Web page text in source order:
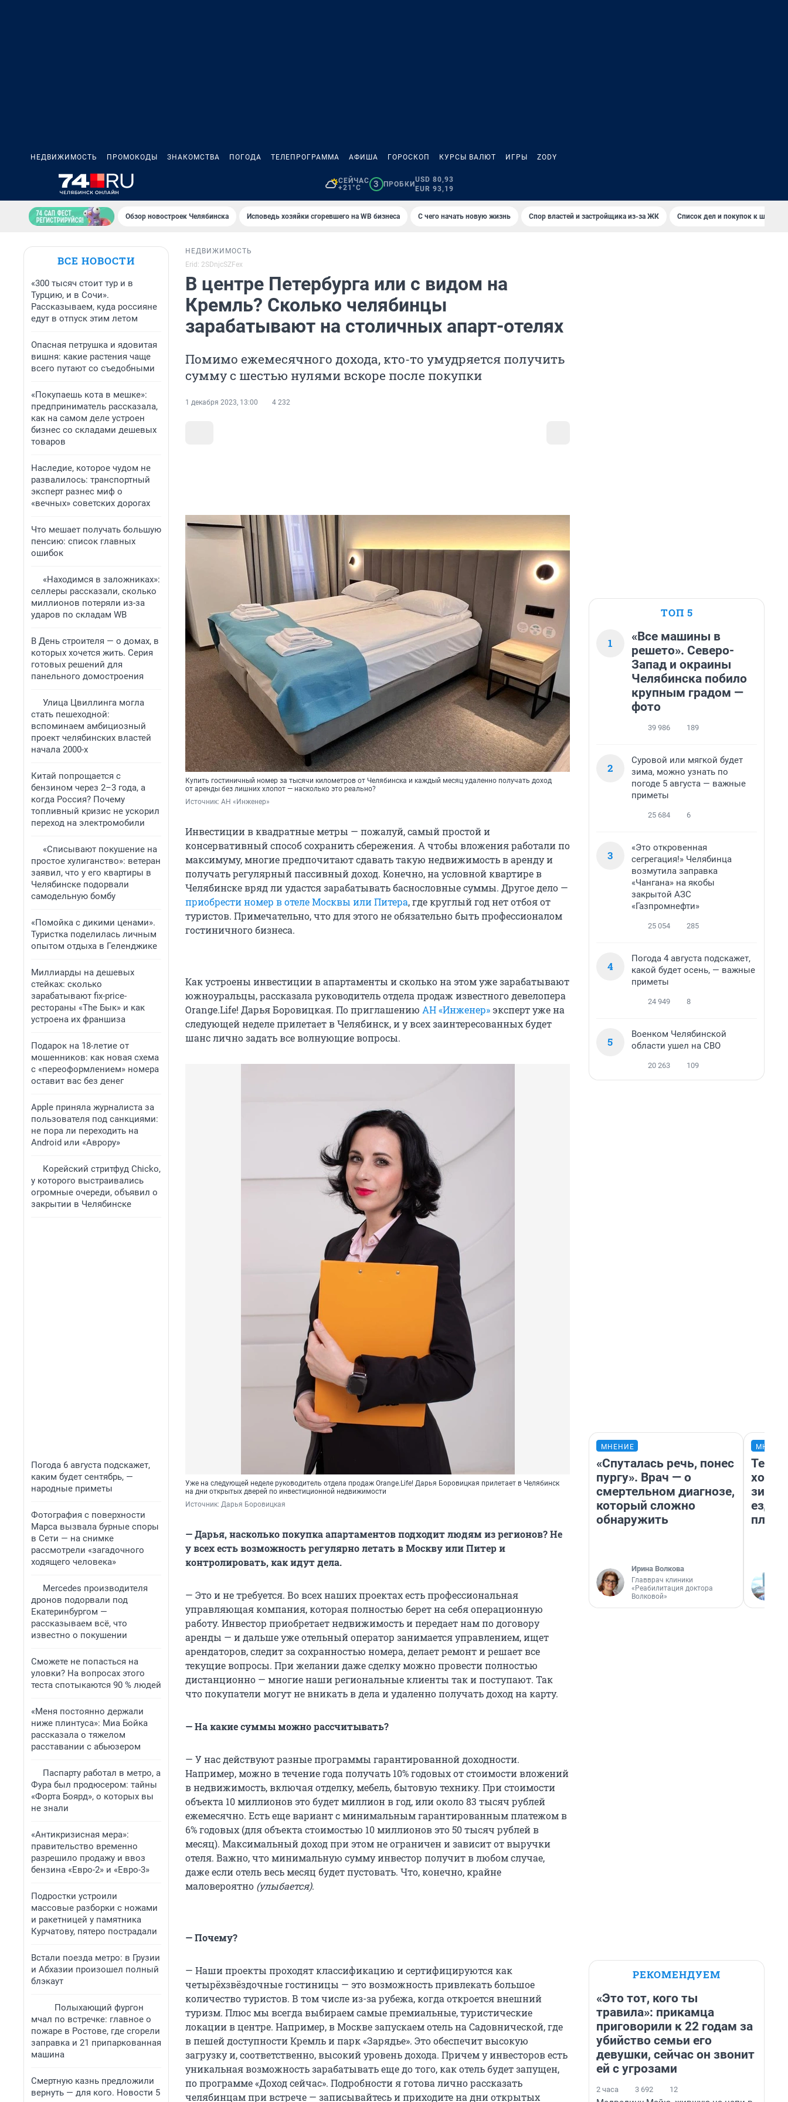
НЕДВИЖИМОСТЬ ПРОМОКОДЫ ЗНАКОМСТВА ПОГОДА ТЕЛЕПРОГРАММА АФИША ГОРОСКОП КУРСЫ ВАЛЮТ ИГРЫ ZODY
СЕЙЧАС
+21°C
3 ПРОБКИ
USD 80,93
EUR 93,19
Обзор новостроек Челябинска Исповедь хозяйки сгоревшего на WB бизнеса С чего начать новую жизнь Спор властей и застройщика из-за ЖК Список дел и покупок к школе
ВСЕ НОВОСТИ
«300 тысяч стоит тур и в
Турцию, и в Сочи».
Рассказываем, куда россияне
едут в отпуск этим летом
Опасная петрушка и ядовитая
вишня: какие растения чаще
всего путают со съедобными
«Покупаешь кота в мешке»:
предприниматель рассказала,
как на самом деле устроен
бизнес со складами дешевых
товаров
Наследие, которое чудом не
развалилось: транспортный
эксперт разнес миф о
«вечных» советских дорогах
Что мешает получать большую
пенсию: список главных
ошибок
«Находимся в заложниках»:
селлеры рассказали, сколько
миллионов потеряли из-за
ударов по складам WB
В День строителя — о домах, в
которых хочется жить. Серия
готовых решений для
панельного домостроения
Улица Цвиллинга могла
стать пешеходной:
вспоминаем амбициозный
проект челябинских властей
начала 2000-х
Китай попрощается с
бензином через 2–3 года, а
когда Россия? Почему
топливный кризис не ускорил
переход на электромобили
«Списывают покушение на
простое хулиганство»: ветеран
заявил, что у его квартиры в
Челябинске подорвали
самодельную бомбу
«Помойка с дикими ценами».
Туристка поделилась личным
опытом отдыха в Геленджике
Миллиарды на дешевых
стейках: сколько
зарабатывают fix-price-
рестораны «The Бык» и как
устроена их франшиза
Подарок на 18-летие от
мошенников: как новая схема
с «переоформлением» номера
оставит вас без денег
Apple приняла журналиста за
пользователя под санкциями:
не пора ли переходить на
Android или «Аврору»
Корейский стритфуд Chicko,
у которого выстраивались
огромные очереди, объявил о
закрытии в Челябинске
Погода 6 августа подскажет,
каким будет сентябрь, —
народные приметы
Фотография с поверхности
Марса вызвала бурные споры
в Сети — на снимке
рассмотрели «загадочного
ходящего человека»
Mercedes производителя
дронов подорвали под
Екатеринбургом —
рассказываем всё, что
известно о покушении
Сможете не попасться на
уловки? На вопросах этого
теста спотыкаются 90 % людей
«Меня постоянно держали
ниже плинтуса»: Миа Бойка
рассказала о тяжелом
расставании с абьюзером
Паспарту работал в метро, а
Фура был продюсером: тайны
«Форта Боярд», о которых вы
не знали
«Антикризисная мера»:
правительство временно
разрешило продажу и ввоз
бензина «Евро-2» и «Евро-3»
Подростки устроили
массовые разборки с ножами
и ракетницей у памятника
Курчатову, пятеро пострадали
Встали поезда метро: в Грузии
и Абхазии произошел полный
блэкаут
Полыхающий фургон
мчал по встречке: главное о
пожаре в Ростове, где сгорели
заправка и 21 припаркованная
машина
Смертную казнь предложили
вернуть — для кого. Новости 5
НЕДВИЖИМОСТЬ
Erid: 2SDnjcSZFex
В центре Петербурга или с видом на
Кремль? Сколько челябинцы
зарабатывают на столичных апарт-отелях
Помимо ежемесячного дохода, кто-то умудряется получить
сумму с шестью нулями вскоре после покупки
1 декабря 2023, 13:00 4 232
Купить гостиничный номер за тысячи километров от Челябинска и каждый месяц удаленно получать доход
от аренды без лишних хлопот — насколько это реально?
Источник: АН «Инженер»
Инвестиции в квадратные метры — пожалуй, самый простой и
консервативный способ сохранить сбережения. А чтобы вложения работали по
максимуму, многие предпочитают сдавать такую недвижимость в аренду и
получать регулярный пассивный доход. Конечно, на условной квартире в
Челябинске вряд ли удастся зарабатывать баснословные суммы. Другое дело —
приобрести номер в отеле Москвы или Питера, где круглый год нет отбоя от
туристов. Примечательно, что для этого не обязательно быть профессионалом
гостиничного бизнеса.
Как устроены инвестиции в апартаменты и сколько на этом уже зарабатывают
южноуральцы, рассказала руководитель отдела продаж известного девелопера
Orange.Life! Дарья Боровицкая. По приглашению АН «Инженер»эксперт уже на
следующей неделе прилетает в Челябинск, и у всех заинтересованных будет
шанс лично задать все волнующие вопросы.
Уже на следующей неделе руководитель отдела продаж Orange.Life! Дарья Боровицкая прилетает в Челябинск
на дни открытых дверей по инвестиционной недвижимости
Источник: Дарья Боровицкая
— Дарья, насколько покупка апартаментов подходит людям из регионов? Не
у всех есть возможность регулярно летать в Москву или Питер и
контролировать, как идут дела.
— Это и не требуется. Во всех наших проектах есть профессиональная
управляющая компания, которая полностью берет на себя операционную
работу. Инвестор приобретает недвижимость и передает нам по договору
аренды — и дальше уже отельный оператор занимается управлением, ищет
арендаторов, следит за сохранностью номера, делает ремонт и решает все
текущие вопросы. При желании даже сделку можно провести полностью
дистанционно — многие наши региональные клиенты так и поступают. Так
что покупатели могут не вникать в дела и удаленно получать доход на карту.
— На какие суммы можно рассчитывать?
— У нас действуют разные программы гарантированной доходности.
Например, можно в течение года получать 10% годовых от стоимости вложений
в недвижимость, включая отделку, мебель, бытовую технику. При стоимости
объекта 10 миллионов это будет миллион в год, или около 83 тысяч рублей
ежемесячно. Есть еще вариант с минимальным гарантированным платежом в
6% годовых (для объекта стоимостью 10 миллионов это 50 тысяч рублей в
месяц). Максимальный доход при этом не ограничен и зависит от выручки
отеля. Важно, что минимальную сумму инвестор получит в любом случае,
даже если отель весь месяц будет пустовать. Что, конечно, крайне
маловероятно (улыбается).
— Почему?
— Наши проекты проходят классификацию и сертифицируются как
четырёхзвёздочные гостиницы — это возможность привлекать большое
количество туристов. В том числе из-за рубежа, когда откроется внешний
туризм. Плюс мы всегда выбираем самые премиальные, туристические
локации в центре. Например, в Москве запускаем отель на Садовнической, где
в пешей доступности Кремль и парк «Зарядье». Это обеспечит высокую
загрузку и, соответственно, высокий уровень дохода. Причем у инвесторов есть
уникальная возможность зарабатывать еще до того, как отель будет запущен,
по программе «Доход сейчас». Подробности я готова лично рассказать
челябинцам при встрече — записывайтесь и приходите на дни открытых
ТОП 5
1
«Все машины в
решето». Северо-
Запад и окраины
Челябинска побило
крупным градом —
фото
39 986 189
2
Суровой или мягкой будет
зима, можно узнать по
погоде 5 августа — важные
приметы
25 684 6
3
«Это откровенная
сегрегация!» Челябинца
возмутила заправка
«Чангана» на якобы
закрытой АЗС
«Газпромнефти»
25 054 285
4
Погода 4 августа подскажет,
какой будет осень, — важные
приметы
24 949 8
5
Военком Челябинской
области ушел на СВО
20 263 109
МНЕНИЕ
«Спуталась речь, понес
пургу». Врач — о
смертельном диагнозе,
который сложно
обнаружить
Ирина Волкова
Главврач клиники
«Реабилитация доктора
Волковой»
ездит
РЕКОМЕНДУЕМ
«Это тот, кого ты
травила»: прикамца
приговорили к 22 годам за
убийство семьи его
девушки, сейчас он звонит
ей с угрозами
2 часа 3 692 12